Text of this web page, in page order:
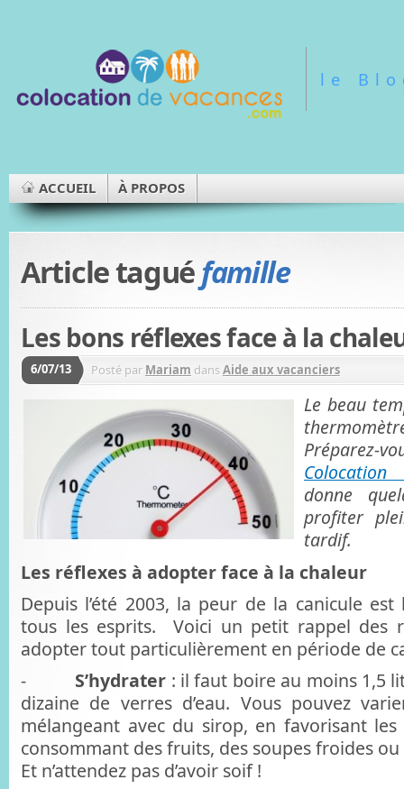
le
ACCUEIL À PROPOS
Article taguéfamille
Les bons réflexes face à la
6/07/13 Posté par Mariam dansAide aux vacanciers
Le beau
Préparez-
Colocation
donne
profiter
tardif.
Les réflexes à adopter face à la chaleur
Depuis l’été 2003, la peur de la canicule
tous les esprits. Voici un petit rappel des
adopter tout particulièrement en période de
- S’hydrater : il faut boire au moins 1,5
dizaine de verres d’eau. Vous pouvez
mélangeant avec du sirop, en favorisant
consommant des fruits, des soupes froides
Et n’attendez pas d’avoir soif !